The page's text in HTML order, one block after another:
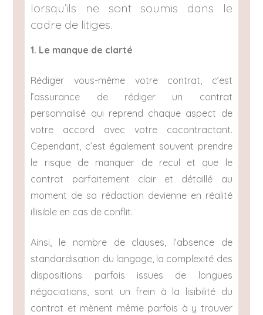
lorsqu’ils ne sont soumis dans le
cadre de litiges.
1. Le manque de clarté
Rédiger vous-même votre contrat, c’est
l’assurance de rédiger un contrat
personnalisé qui reprend chaque aspect de
votre accord avec votre cocontractant.
Cependant, c’est également souvent prendre
le risque de manquer de recul et que le
contrat parfaitement clair et détaillé au
moment de sa rédaction devienne en réalité
illisible en cas de conflit.
Ainsi, le nombre de clauses, l’absence de
standardisation du langage, la complexité des
dispositions parfois issues de longues
négociations, sont un frein à la lisibilité du
contrat et mènent même parfois à y trouver